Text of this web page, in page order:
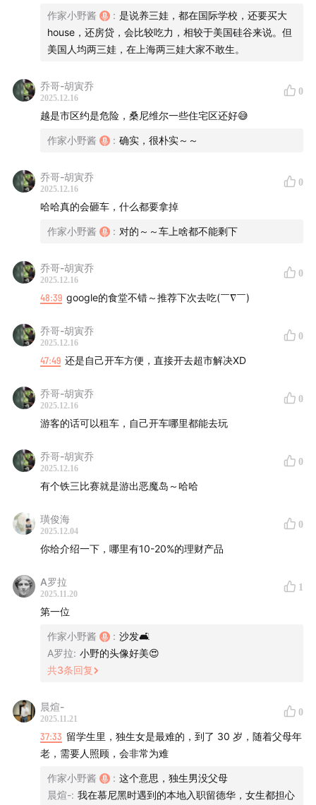
治安与基建的“反差感”：砸车偷东西零成本？
路灯暗+常停电，发达国家的“农村既视感”
05:38 加州夜晚生存指南：八点后不敢出门的“丧尸街”
华人在硅谷：高薪“牛马”还是中坚力量？
美国东西部差异：东部老钱VS西部“移民熔炉”
14:31 天气舒适却“精神荒芜”，硅谷的无聊模式与搭子刚需
30万年薪在硅谷够花吗？私校+房租压垮中层
25:41 留美有多难？8年不敢回国，奶奶认不出
43:28 创业氛围观察：博士遍地走，华人多是听众
01:09:48人才回流潮：中国品牌“在地化”，硅谷人才回国
【本期BGM】
片头、片尾：up to me - LANY
实习生：王赛男
【欢迎扫码添加，加入官方听友群】「添加好友备注：大
作家小野酱 : 是说养三娃，都在国际学校，还要买大
house，还房贷，会比较吃力，相较于美国硅谷来说。但
美国人均两三娃，在上海两三娃大家不敢生。
乔哥-胡寅乔
2025.12.16
0
越是市区约是危险，桑尼维尔一些住宅区还好😅
作家小野酱 : 确实，很朴实～～
乔哥-胡寅乔
2025.12.16
0
哈哈真的会砸车，什么都要拿掉
作家小野酱 : 对的～～车上啥都不能剩下
乔哥-胡寅乔
2025.12.16
0
48:39 google的食堂不错～推荐下次去吃(￣∇￣)
乔哥-胡寅乔
2025.12.16
0
47:49 还是自己开车方便，直接开去超市解决XD
乔哥-胡寅乔
2025.12.16
0
游客的话可以租车，自己开车哪里都能去玩
乔哥-胡寅乔
2025.12.16
0
有个铁三比赛就是游出恶魔岛～哈哈
璜俊海
2025.12.04
0
你给介绍一下，哪里有10-20%的理财产品
A罗拉
2025.11.20
1
第一位
作家小野酱 : 沙发🛋️
A罗拉: 小野的头像好美😍
共3条回复
晨煊-
2025.11.21
0
37:33 留学生里，独生女是最难的，到了 30 岁，随着父母年
老，需要人照顾，会非常为难
作家小野酱 : 这个意思，独生男没父母
晨煊-: 我在慕尼黑时遇到的本地入职留德华，女生都担心